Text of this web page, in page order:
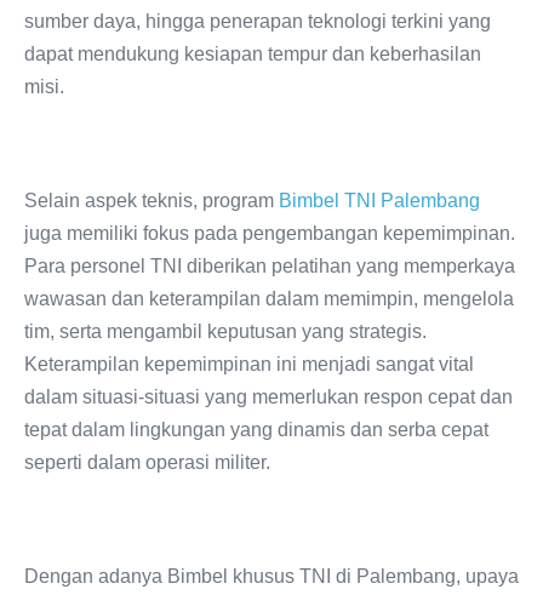
sumber daya, hingga penerapan teknologi terkini yang
dapat mendukung kesiapan tempur dan keberhasilan
misi.
Selain aspek teknis, program Bimbel TNI Palembang
juga memiliki fokus pada pengembangan kepemimpinan.
Para personel TNI diberikan pelatihan yang memperkaya
wawasan dan keterampilan dalam memimpin, mengelola
tim, serta mengambil keputusan yang strategis.
Keterampilan kepemimpinan ini menjadi sangat vital
dalam situasi-situasi yang memerlukan respon cepat dan
tepat dalam lingkungan yang dinamis dan serba cepat
seperti dalam operasi militer.
Dengan adanya Bimbel khusus TNI di Palembang, upaya